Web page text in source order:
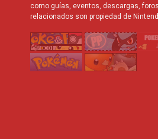
como guías, eventos, descargas,
relacionados son propiedad de